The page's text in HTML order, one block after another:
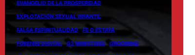
EVANGELIO DE LA PROSPERIDAD
EXPLOTACIÓN SEXUAL INFANTIL
FALSA ESPIRITUALIDAD FE O ESTAFA
FORENSE DIGITAL G3 MINISTRIES GROOMING